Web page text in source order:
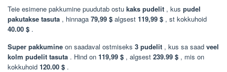
Teie esimene pakkumine puudutab ostu kaks pudelit , kus pudel
pakutakse tasuta , hinnaga 79,99 $ algsest 119,99 $ , st kokkuhoid
40.00 $ .
Super pakkumine on saadaval ostmiseks 3 pudelit , kus sa saad veel
kolm pudelit tasuta . Hind on 119,99 $ , algsest 239.99 $ , mis on
kokkuhoid 120.00 $ .